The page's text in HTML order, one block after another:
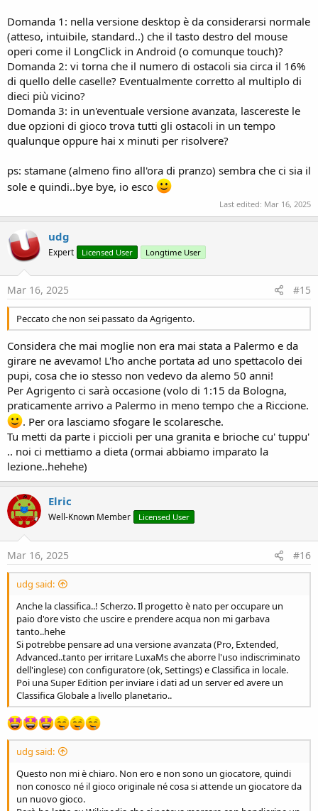
Domanda 1: nella versione desktop è da considerarsi normale
(atteso, intuibile, standard..) che il tasto destro del mouse
operi come il LongClick in Android (o comunque touch)?
Domanda 2: vi torna che il numero di ostacoli sia circa il 16%
di quello delle caselle? Eventualmente corretto al multiplo di
dieci più vicino?
Domanda 3: in un'eventuale versione avanzata, lascereste le
due opzioni di gioco trova tutti gli ostacoli in un tempo
qualunque oppure hai x minuti per risolvere?
ps: stamane (almeno fino all'ora di pranzo) sembra che ci sia il
sole e quindi..bye bye, io esco
Last edited: Mar 16, 2025
udg
Expert Licensed User Longtime User
Mar 16, 2025 #15
Peccato che non sei passato da Agrigento.
Considera che mai moglie non era mai stata a Palermo e da
girare ne avevamo! L'ho anche portata ad uno spettacolo dei
pupi, cosa che io stesso non vedevo da alemo 50 anni!
Per Agrigento ci sarà occasione (volo di 1:15 da Bologna,
praticamente arrivo a Palermo in meno tempo che a Riccione.
. Per ora lasciamo sfogare le scolaresche.
Tu metti da parte i piccioli per una granita e brioche cu' tuppu'
.. noi ci mettiamo a dieta (ormai abbiamo imparato la
lezione..hehehe)
Elric
Well-Known Member Licensed User
Mar 16, 2025 #16
udg said:
Anche la classifica..! Scherzo. Il progetto è nato per occupare un
paio d'ore visto che uscire e prendere acqua non mi garbava
tanto..hehe
Si potrebbe pensare ad una versione avanzata (Pro, Extended,
Advanced..tanto per irritare LuxaMs che aborre l'uso indiscriminato
dell'inglese) con configuratore (ok, Settings) e Classifica in locale.
Poi una Super Edition per inviare i dati ad un server ed avere un
Classifica Globale a livello planetario..
udg said:
Questo non mi è chiaro. Non ero e non sono un giocatore, quindi
non conosco né il gioco originale né cosa si attende un giocatore da
un nuovo gioco.